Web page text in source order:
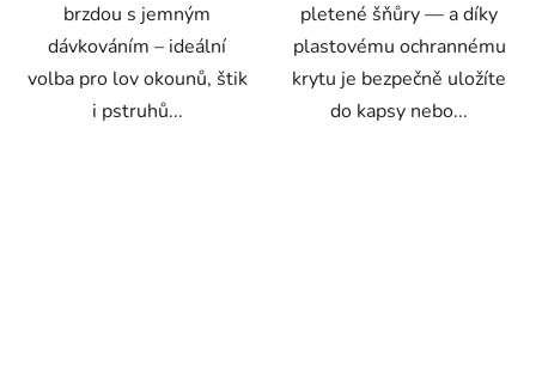
brzdou s jemným
dávkováním – ideální
volba pro lov okounů, štik
i pstruhů...
pletené šňůry — a díky
plastovému ochrannému
krytu je bezpečně uložíte
do kapsy nebo...